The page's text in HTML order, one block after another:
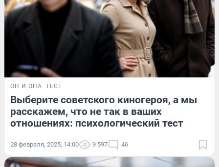
ОН И ОНА ТЕСТ
Выберите советского киногероя, а мы
расскажем, что не так в ваших
отношениях: психологический тест
28 февраля, 2025, 14:00 9 597 46